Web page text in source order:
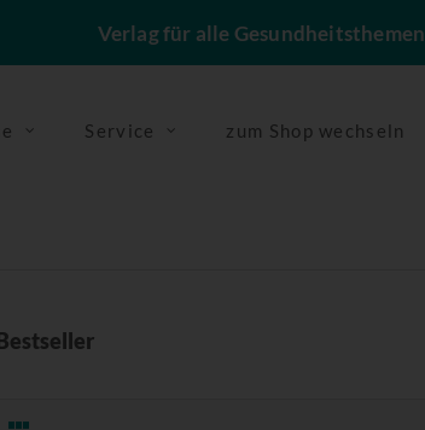
Verlag für alle Gesundheitsthemen
Service zum Shop wechseln